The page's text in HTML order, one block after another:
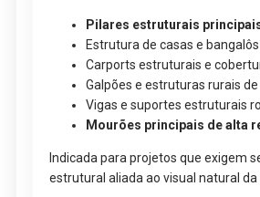
Pilares estruturais
Estrutura de casas e
Carports estruturais e
Galpões e estruturas rurais
Vigas e suportes estruturais
Mourões principais de alta
Indicada para projetos que exigem
estrutural aliada ao visual natural da